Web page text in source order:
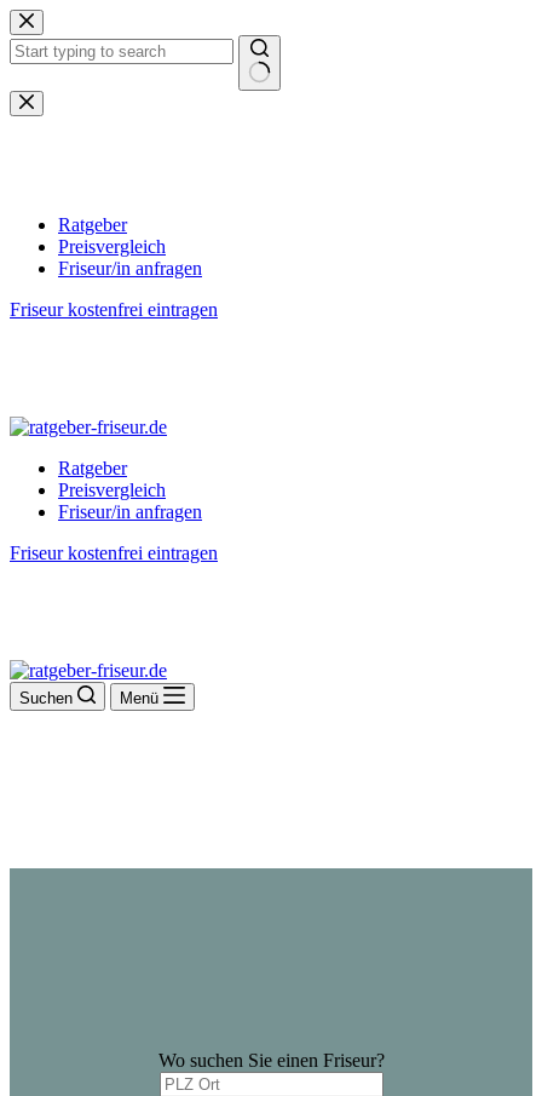
Zum
Inhalt
springen
Keine
Ergebnisse
Ratgeber
Preisvergleich
Friseur/in anfragen
Friseur kostenfrei eintragen
Ratgeber
Preisvergleich
Friseur/in anfragen
Friseur kostenfrei eintragen
Suchen Menü
Wo suchen Sie einen Friseur?